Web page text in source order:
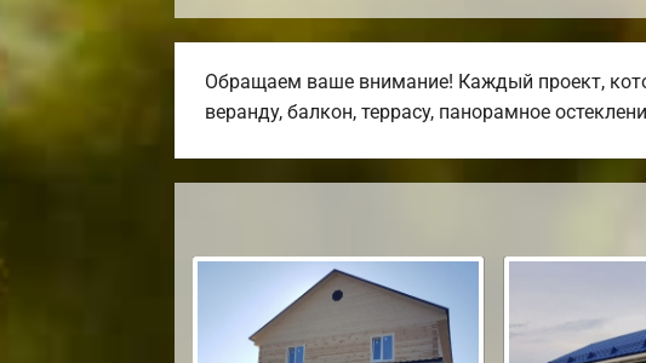
Обращаем ваше внимание! Каждый проект,
веранду, балкон, террасу, панорамное